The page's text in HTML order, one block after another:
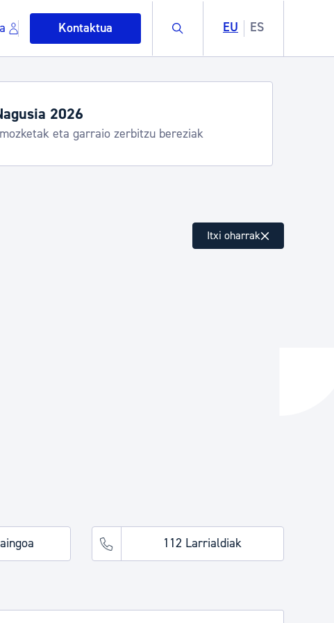
Kontaktua Buscar EU ES
eta ingurumena
ordutegiak eta zerbitzuak
Donostia Kirola, Donostia Kultura, San Telmo,
Hondalea, Turismoa
Itxi oharrak
112 Larrialdiak